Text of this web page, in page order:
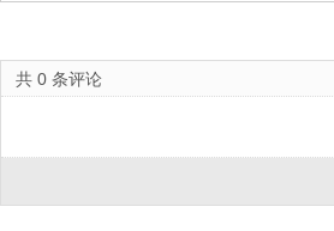
共 0 条评论